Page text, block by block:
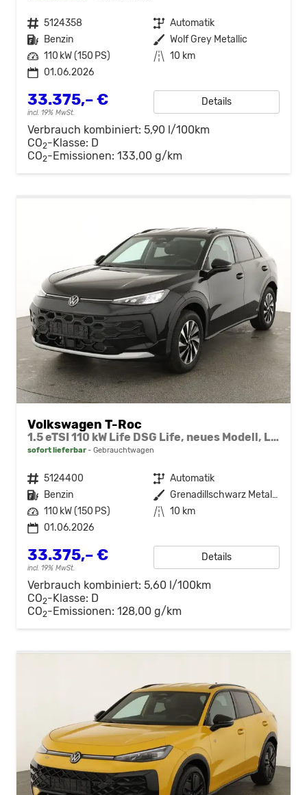
Fahrzeugnr. 5124358 Getriebe Automatik
Kraftstoff Benzin Außenfarbe Wolf Grey Metallic
Leistung 110 kW (150 PS) Kilometerstand 10 km
01.06.2026
33.375,– €
incl. 19% MwSt.
Details
Verbrauch kombiniert: 5,90 l/100km
CO2-Klasse: D
CO2-Emissionen: 133,00 g/km
Volkswagen T-Roc
1.5 eTSI 110 kW Life DSG Life, neues Modell, LED, Kamera, Side, Winter, 17-Zoll
sofort lieferbar Gebrauchtwagen
Fahrzeugnr. 5124400 Getriebe Automatik
Kraftstoff Benzin Außenfarbe
Grenadillschwarz Metallic
Leistung 110 kW (150 PS) Kilometerstand 10 km
01.06.2026
33.375,– €
incl. 19% MwSt.
Details
Verbrauch kombiniert: 5,60 l/100km
CO2-Klasse: D
CO2-Emissionen: 128,00 g/km